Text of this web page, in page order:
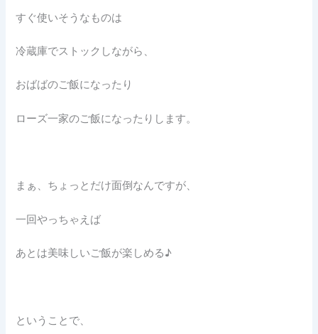
すぐ使いそうなものは
冷蔵庫でストックしながら、
おばばのご飯になったり
ローズ一家のご飯になったりします。
まぁ、ちょっとだけ面倒なんですが、
一回やっちゃえば
あとは美味しいご飯が楽しめる♪
ということで、